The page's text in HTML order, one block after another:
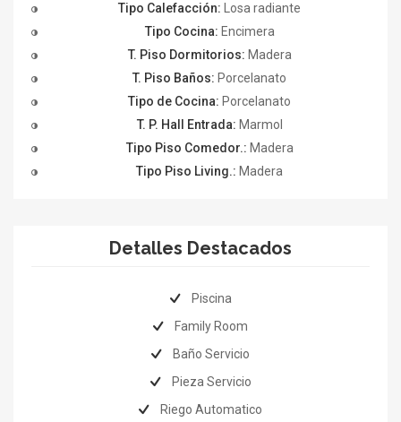
Tipo Calefacción: Losa radiante
Tipo Cocina: Encimera
T. Piso Dormitorios: Madera
T. Piso Baños: Porcelanato
Tipo de Cocina: Porcelanato
T. P. Hall Entrada: Marmol
Tipo Piso Comedor.: Madera
Tipo Piso Living.: Madera
Detalles Destacados
Piscina
Family Room
Baño Servicio
Pieza Servicio
Riego Automatico